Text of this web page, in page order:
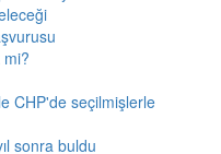
CHP'de seçilmişlerle
sonra buldu